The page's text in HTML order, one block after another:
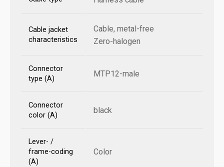
Cable jacket
characteristics
Cable, metal-free
Zero-halogen
Connector
type (A)
MTP12-male
Connector
color (A)
black
Lever- /
frame-coding
(A)
Color